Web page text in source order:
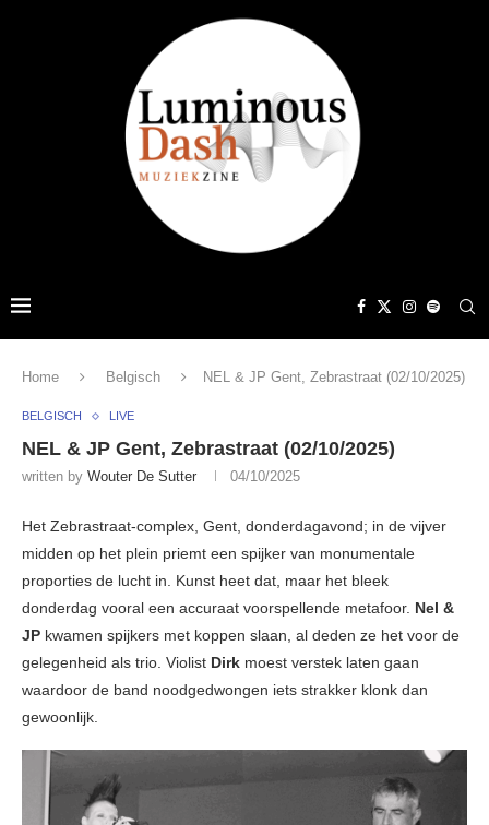
Home Belgisch NEL & JP Gent, Zebrastraat (02/10/2025)
BELGISCH LIVE
NEL & JP Gent, Zebrastraat (02/10/2025)
written by Wouter De Sutter 04/10/2025
Het Zebrastraat-complex, Gent, donderdagavond; in de vijver
midden op het plein priemt een spijker van monumentale
proporties de lucht in. Kunst heet dat, maar het bleek
donderdag vooral een accuraat voorspellende metafoor. Nel &
JP kwamen spijkers met koppen slaan, al deden ze het voor de
gelegenheid als trio. Violist Dirk moest verstek laten gaan
waardoor de band noodgedwongen iets strakker klonk dan
gewoonlijk.